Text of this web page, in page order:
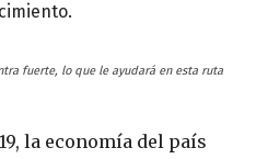
fuerte, lo que le ayudará en esta ruta
la economía del país